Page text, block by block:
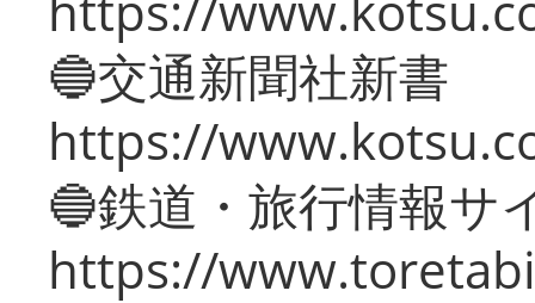
🔵交通新聞社新書
https://
🔵鉄道・旅行情報サ
https://